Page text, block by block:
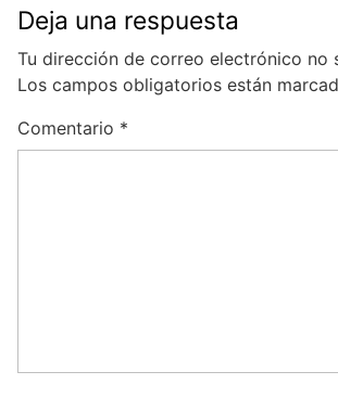
Deja una respuesta
Tu dirección de correo electrónico no
Los campos obligatorios están
Comentario *